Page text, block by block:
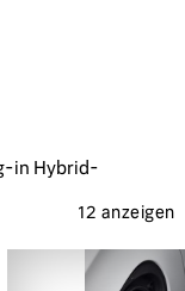
in Hybrid-
12 anzeigen